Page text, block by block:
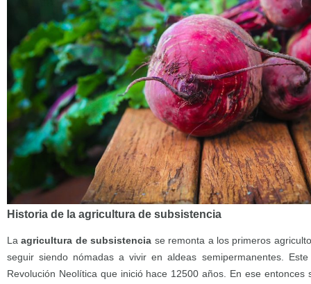
Historia de la agricultura de subsistencia
Laagricultura de subsistencia se remonta a los primeros
seguir siendo nómadas a vivir en aldeas semipermanentes.
Revolución Neolítica que inició hace 12500 años. En ese entonces